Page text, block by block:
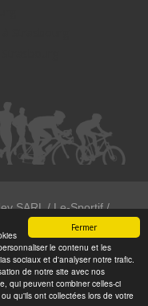
Fermer
le contenu et les
sociaux et d'analyser notre trafic.
de notre site avec nos
qui peuvent combiner celles-ci
qu'ils ont collectées lors de votre
SARL / Le-Sportif /
: 1999972